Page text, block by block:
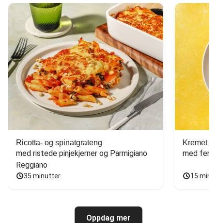
Ricotta- og spinatgrateng
med ristede pinjekjerner og Parmigiano
Reggiano
35 minutter
Kremet
med
15
Oppdag mer